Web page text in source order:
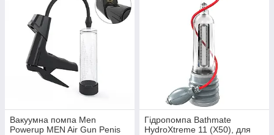
Вакуумна помпа Men
Powerup MEN Air Gun Penis
Гідропомпа Bathmate
HydroXtreme 11 (X50), для